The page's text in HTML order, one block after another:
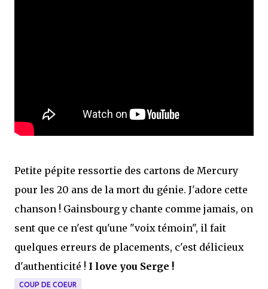
Petite pépite ressortie des cartons de Mercury
pour les 20 ans de la mort du génie. J'adore cette
chanson ! Gainsbourg y chante comme jamais, on
sent que ce n'est qu'une "voix témoin", il fait
quelques erreurs de placements, c'est délicieux
d'authenticité ! I love you Serge !
COUP DE COEUR